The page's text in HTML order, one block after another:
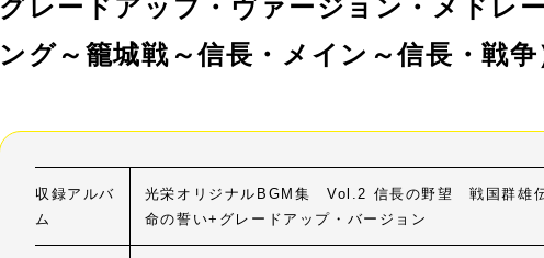
グレードアップ・ヴァージョン・メドレ
ング～籠城戦～信長・メイン～信長・戦争
収録アルバ
ム
光栄オリジナルBGM集 Vol.2 信長の野望 戦国群
命の誓い+グレードアップ・バージョン